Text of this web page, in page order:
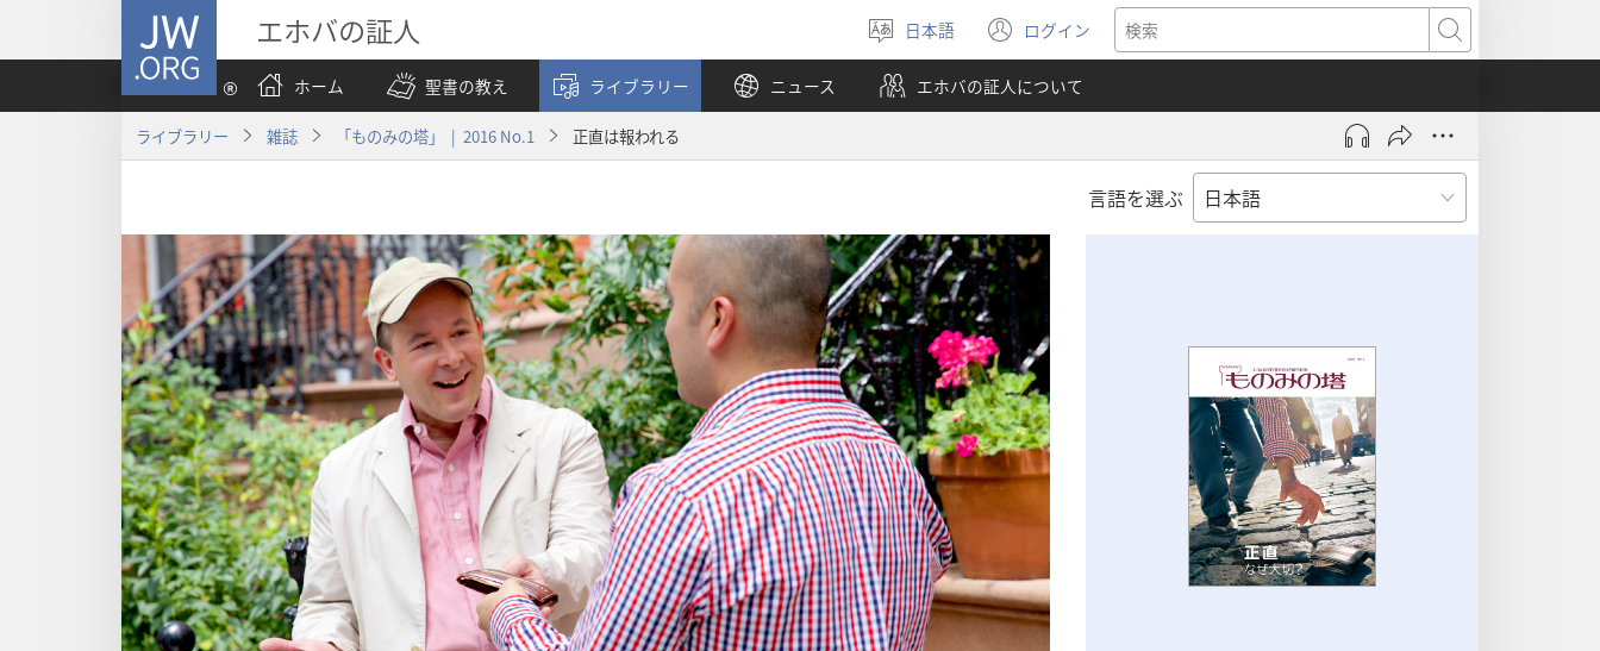
JW.ORG エホバの証人
言
語
を
選
日本語 ログイン
（新
し
い
タ
で
検
索
ホーム
聖書の教え ライブラリー ニュース エホバの証人について
ライブラリー 雑誌 「ものみの塔」 | 2016 No.1 正直は報われる
言語を選ぶ